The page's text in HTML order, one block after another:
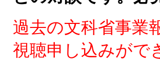
過去の文科省事業
視聴申し込みがで